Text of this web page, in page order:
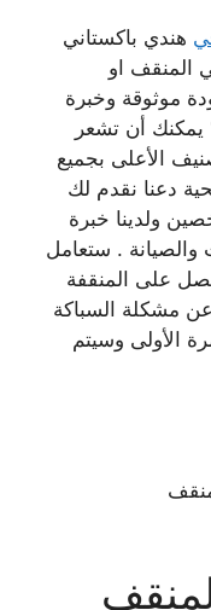
هندي باكستاني
المنقف او
موثوقة وخبرة
يمكنك أن تشعر
الأعلى بجميع
دعنا نقدم لك
ولدينا خبرة
والصيانة . ستعامل
على المنقفة
مشكلة السباكة
الأولى وسيتم